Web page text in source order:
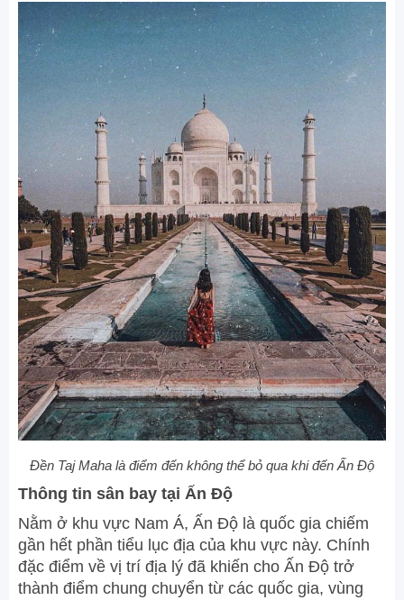
Đền Taj Maha là điểm đến không thể bỏ qua khi đến Ấn Độ
Thông tin sân bay tại Ấn Độ
Nằm ở khu vực Nam Á, Ấn Độ là quốc gia chiếm
gần hết phần tiểu lục địa của khu vực này. Chính
đặc điểm về vị trí địa lý đã khiến cho Ấn Độ trở
thành điểm chung chuyển từ các quốc gia, vùng